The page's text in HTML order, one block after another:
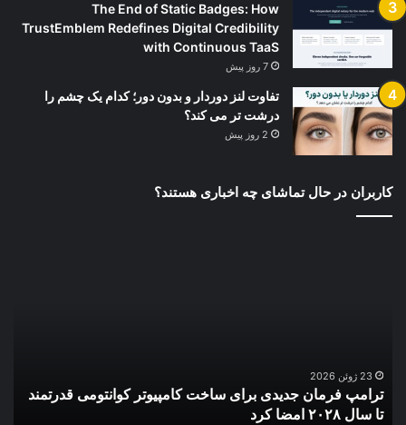
The End of Static Badges: How
TrustEmblem Redefines Digital Credibility
with Continuous TaaS
7 روز پیش
تفاوت لنز دوردار و بدون دور؛ کدام یک چشم را
درشت تر می کند؟
2 روز پیش
کاربران در حال تماشای چه اخباری هستند؟
قدرتمند
سال
23 ژوئن 2026
ترامپ فرمان جدیدی برای ساخت کامپیوتر کوانتومی قدرتمند
تا سال ۲۰۲۸ امضا کرد